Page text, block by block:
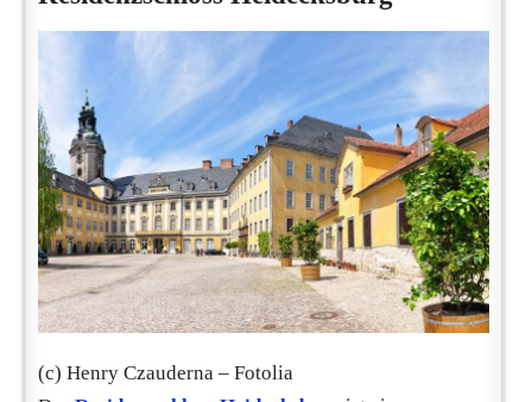
(c) Henry Czauderna – Fotolia